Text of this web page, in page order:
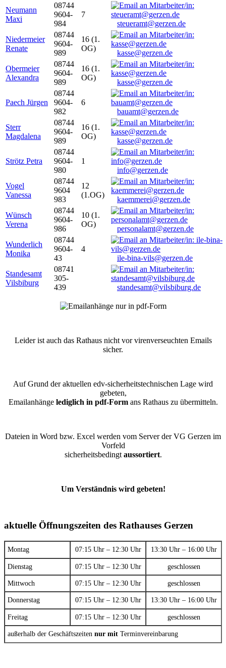
Neumann
Maxi
08744
9604-
984
7
steueramt@gerzen.de
Niedermeier
Renate
08744
9604-
989
16 (1.
OG)
kasse@gerzen.de
Obermeier
Alexandra
08744
9604-
989
16 (1.
OG)
kasse@gerzen.de
Paech Jürgen
08744
9604-
982
6
bauamt@gerzen.de
Sterr
Magdalena
08744
9604-
989
16 (1.
OG)
kasse@gerzen.de
Strötz Petra
08744
9604-
980
1
info@gerzen.de
Vogel
Vanessa
08744
9604
983
12
(1.OG)
kaemmerei@gerzen.de
Wünsch
Verena
08744
9604-
986
10 (1.
OG)
personalamt@gerzen.de
Wunderlich
Monika
08744
9604-
43
4
ile-bina-vils@gerzen.de
Standesamt
Vilsbiburg
08741
305-
439
standesamt@vilsbiburg.de
Leider ist auch das Rathaus nicht vor virenverseuchten Emails
sicher.
Auf Grund der aktuellen edv-sicherheitstechnischen Lage wird
gebeten,
Emailanhänge lediglich in pdf-Formans Rathaus zu übermitteln.
Dateien in Word bzw. Excel werden vom Server der VG Gerzen im
Vorfeld
sicherheitsbedingt aussortiert.
Um Verständnis wird gebeten!
aktuelle Öffnungszeiten des Rathauses Gerzen
Montag 07:15 Uhr – 12:30 Uhr 13:30 Uhr – 16:00 Uhr
Dienstag 07:15 Uhr – 12:30 Uhr geschlossen
Mittwoch 07:15 Uhr – 12:30 Uhr geschlossen
Donnerstag 07:15 Uhr – 12:30 Uhr 13:30 Uhr – 16:00 Uhr
Freitag 07:15 Uhr – 12:30 Uhr geschlossen
außerhalb der Geschäftszeiten nur mit Terminvereinbarung